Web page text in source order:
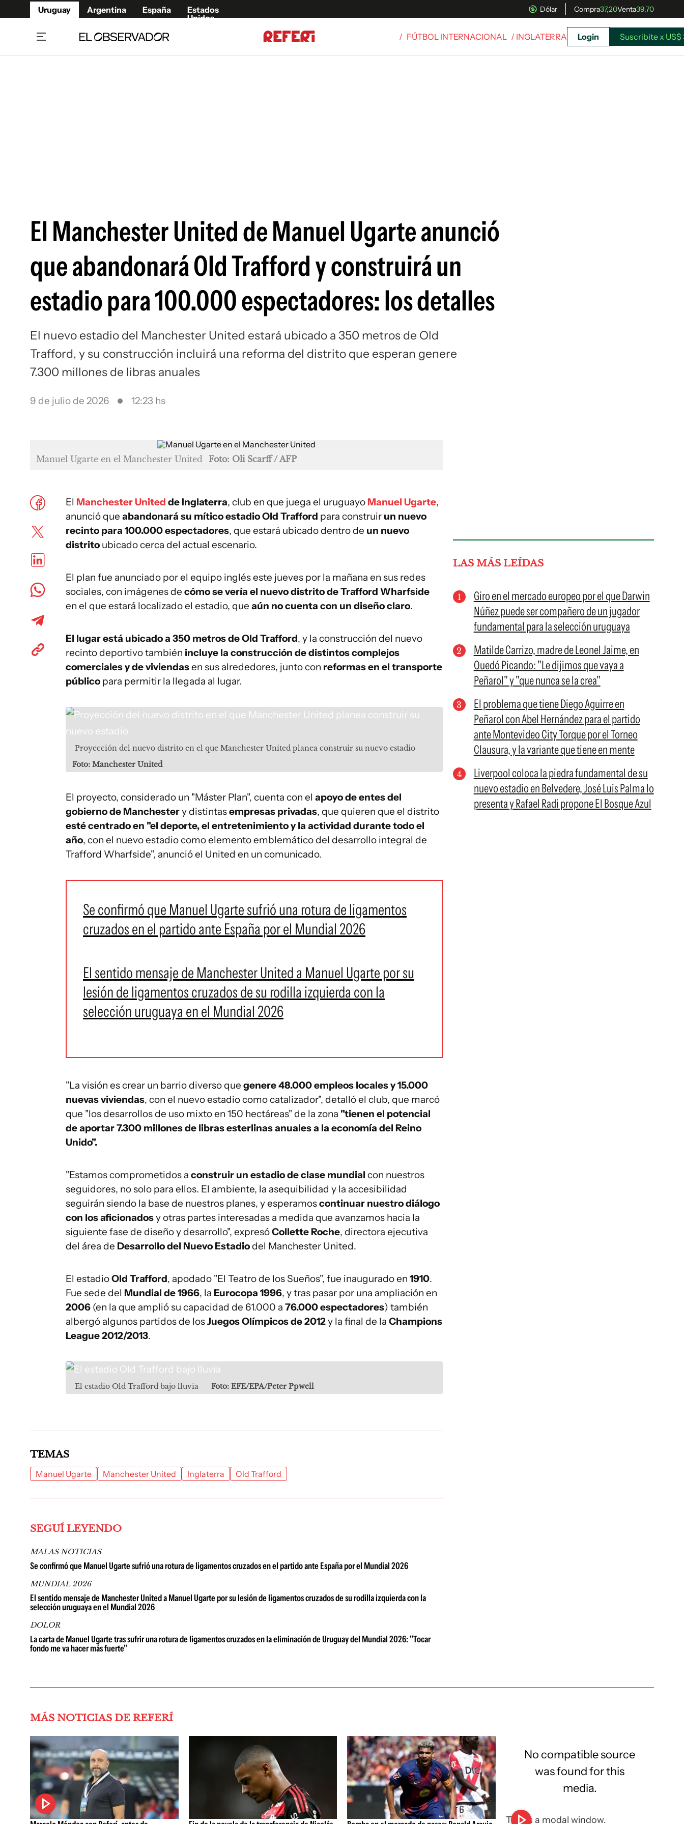
Uruguay Argentina España
Estados
Unidos
Dólar Compra37,20Venta39,70
/ FÚTBOL INTERNACIONAL / INGLATERRA Login Suscribite x US$
El Manchester United de Manuel Ugarte anunció
que abandonará Old Trafford y construirá un
estadio para 100.000 espectadores: los detalles
El nuevo estadio del Manchester United estará ubicado a 350 metros de Old
Trafford, y su construcción incluirá una reforma del distrito que esperan genere
7.300 millones de libras anuales
9 de julio de 2026 12:23 hs
Manuel Ugarte en el Manchester United Foto: Oli Scarff / AFP
El Manchester United de Inglaterra, club en que juega el uruguayo Manuel Ugarte,
anunció que abandonará su mítico estadio Old Trafford para construir un nuevo
recinto para 100.000 espectadores, que estará ubicado dentro de un nuevo
distrito ubicado cerca del actual escenario.
El plan fue anunciado por el equipo inglés este jueves por la mañana en sus redes
sociales, con imágenes de cómo se vería el nuevo distrito de Trafford Wharfside
en el que estará localizado el estadio, que aún no cuenta con un diseño claro.
El lugar está ubicado a 350 metros de Old Trafford, y la construcción del nuevo
recinto deportivo también incluye la construcción de distintos complejos
comerciales y de viviendasen sus alrededores, junto con reformas en el transporte
público para permitir la llegada al lugar.
Proyección del nuevo distrito en el que Manchester United planea construir su nuevo estadio
Foto: Manchester United
El proyecto, considerado un "Máster Plan", cuenta con el apoyo de entes del
gobierno de Manchestery distintasempresas privadas, que quieren que el distrito
esté centrado en "el deporte, el entretenimiento y la actividad durante todo el
año, con el nuevo estadio como elemento emblemático del desarrollo integral de
Trafford Wharfside", anunció el United en un comunicado.
Se confirmó que Manuel Ugarte sufrió una rotura de ligamentos
cruzados en el partido ante España por el Mundial 2026
El sentido mensaje de Manchester United a Manuel Ugarte por su
lesión de ligamentos cruzados de su rodilla izquierda con la
selección uruguaya en el Mundial 2026
"La visión es crear un barrio diverso que genere 48.000 empleos locales y 15.000
nuevas viviendas, con el nuevo estadio como catalizador", detalló el club, que marcó
que "los desarrollos de uso mixto en 150 hectáreas" de la zona "tienen el potencial
de aportar 7.300 millones de libras esterlinas anuales a la economía del Reino
Unido".
"Estamos comprometidos a construir un estadio de clase mundial con nuestros
seguidores, no solo para ellos. El ambiente, la asequibilidad y la accesibilidad
seguirán siendo la base de nuestros planes, y esperamoscontinuar nuestro diálogo
con los aficionadosy otras partes interesadas a medida que avanzamos hacia la
siguiente fase de diseño y desarrollo", expresóCollette Roche, directora ejecutiva
del área de Desarrollo del Nuevo Estadiodel Manchester United.
El estadioOld Trafford, apodado "El Teatro de los Sueños", fue inaugurado en 1910.
Fue sede del Mundial de 1966, la Eurocopa 1996, y tras pasar por una ampliación en
2006 (en la que amplió su capacidad de 61.000 a 76.000 espectadores) también
albergó algunos partidos de losJuegos OIímpicos de 2012y la final de la Champions
League 2012/2013.
El estadio Old Trafford bajo lluvia Foto: EFE/EPA/Peter Ppwell
LAS MÁS LEÍDAS
Giro en el mercado europeo por el que Darwin
Núñez puede ser compañero de un jugador
fundamental para la selección uruguaya
Matilde Carrizo, madre de Leonel Jaime, en
Quedó Picando: "Le dijimos que vaya a
Peñarol" y "que nunca se la crea"
El problema que tiene Diego Aguirre en
Peñarol con Abel Hernández para el partido
ante Montevideo City Torque por el Torneo
Clausura, y la variante que tiene en mente
Liverpool coloca la piedra fundamental de su
nuevo estadio en Belvedere, José Luis Palma lo
presenta y Rafael Radi propone El Bosque Azul
TEMAS
Manuel Ugarte Manchester United Inglaterra Old Trafford
SEGUÍ LEYENDO
MALAS NOTICIAS
Se confirmó que Manuel Ugarte sufrió una rotura de ligamentos cruzados en el partido ante España por el Mundial 2026
MUNDIAL 2026
El sentido mensaje de Manchester United a Manuel Ugarte por su lesión de ligamentos cruzados de su rodilla izquierda con la
selección uruguaya en el Mundial 2026
DOLOR
La carta de Manuel Ugarte tras sufrir una rotura de ligamentos cruzados en la eliminación de Uruguay del Mundial 2026: "Tocar
fondo me va hacer más fuerte"
MÁS NOTICIAS DE REFERÍ
This is a modal window.
No compatible source
was found for this
media.